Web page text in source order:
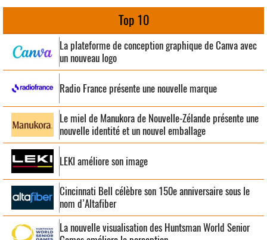
Top 10
La plateforme de conception graphique de Canva avec
un nouveau logo
Radio France présente une nouvelle marque
Le miel de Manukora de Nouvelle-Zélande présente une
nouvelle identité et un nouvel emballage
LEKI améliore son image
Cincinnati Bell célèbre son 150e anniversaire sous le
nom d’Altafiber
La nouvelle visualisation des Huntsman World Senior